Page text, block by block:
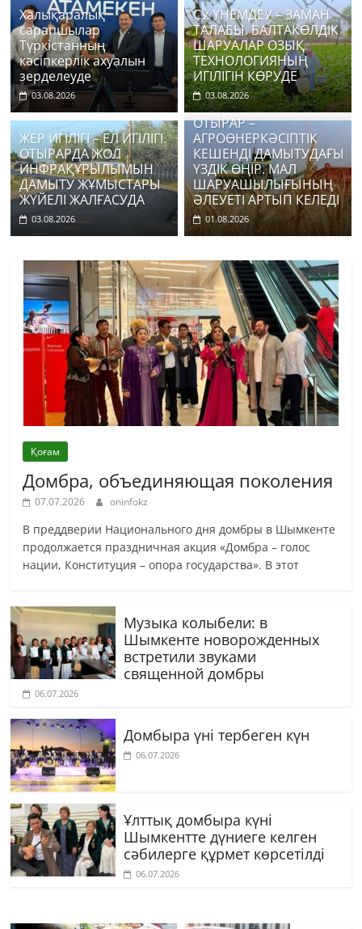
Халықаралық
сарапшылар
Түркістанның
кәсіпкерлік ахуалын
зерделеуде
03.08.2026
СУ ҮНЕМДЕУ – ЗАМАН
ТАЛАБЫ. БАЛТАКӨЛДІК
ШАРУАЛАР ОЗЫҚ
ТЕХНОЛОГИЯНЫҢ
ИГІЛІГІН КӨРУДЕ
03.08.2026
ЖЕР ИГІЛІГІ – ЕЛ ИГІЛІГІ.
ОТЫРАРДА ЖОЛ
ИНФРАҚҰРЫЛЫМЫН
ДАМЫТУ ЖҰМЫСТАРЫ
ЖҮЙЕЛІ ЖАЛҒАСУДА
03.08.2026
ОТЫРАР –
АГРОӨНЕРКӘСІПТІК
КЕШЕНДІ ДАМЫТУДАҒЫ
ҮЗДІК ӨҢІР. МАЛ
ШАРУАШЫЛЫҒЫНЫҢ
ӘЛЕУЕТІ АРТЫП КЕЛЕДІ
01.08.2026
Қоғам
Домбра, объединяющая поколения
07.07.2026 oninfokz
В преддверии Национального дня домбры в Шымкенте
продолжается праздничная акция «Домбра – голос
нации, Конституция – опора государства». В этот
Музыка колыбели: в
Шымкенте новорожденных
встретили звуками
священной домбры
06.07.2026
Домбыра үні тербеген күн
06.07.2026
Ұлттық домбыра күні
Шымкентте дүниеге келген
сәбилерге құрмет көрсетілді
06.07.2026